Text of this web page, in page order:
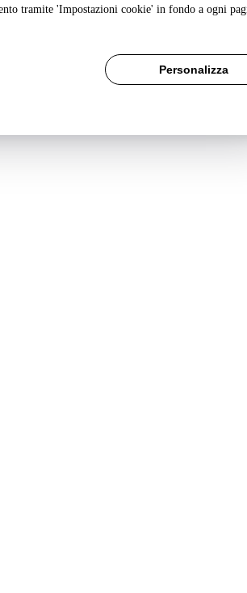
tramite 'Impostazioni cookie' in fondo a ogni
Personalizza